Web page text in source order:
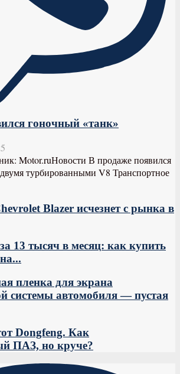
гоночный «танк»
Motor.ruНовости В продаже появился
турбированными V8 Транспортное
Blazer исчезнет с рынка в
13 тысяч в месяц: как купить
пленка для экрана
системы автомобиля — пустая
Dongfeng. Как
ПАЗ, но круче?